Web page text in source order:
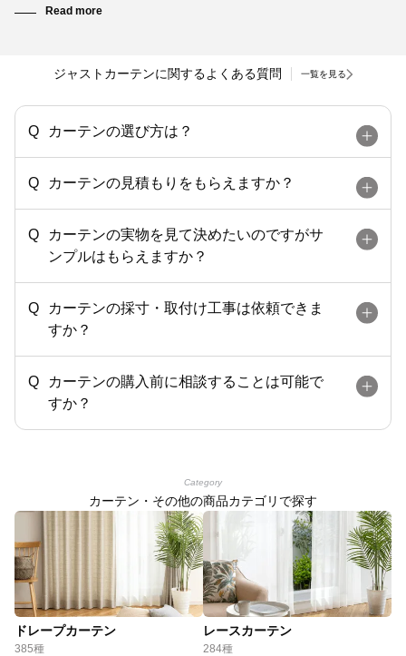
ジャストカーテンに関するよくある質問 一覧を見る
カーテンの選び方は？
カーテンの見積もりをもらえますか？
カーテンの実物を見て決めたいのですがサ
ンプルはもらえますか？
カーテンの採寸・取付け工事は依頼できま
すか？
カーテンの購入前に相談することは可能で
すか？
Category
カーテン・その他の商品カテゴリで探す
ドレープカーテン
385種
レースカーテン
284種